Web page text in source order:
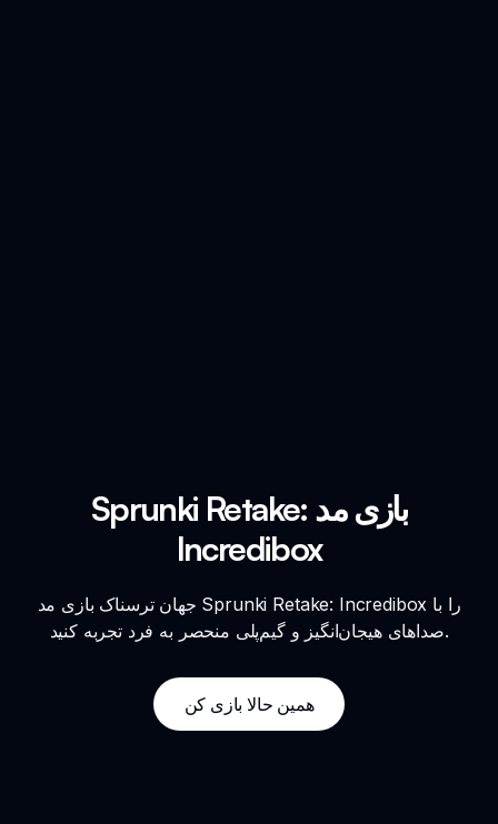
Sprunki Retake: بازی مد
Incredibox
جهان ترسناک بازی مد Sprunki Retake: Incredibox را با
صداهای هیجان‌انگیز و گیم‌پلی منحصر به فرد تجربه کنید.
همین حالا بازی کن